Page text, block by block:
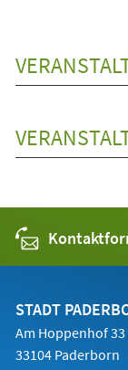
STADT
Am Hoppenhof 33
33104 Paderborn